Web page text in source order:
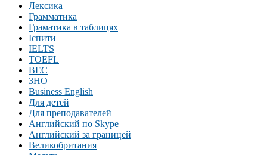
Лексика
Грамматика
Граматика в таблицях
Іспити
IELTS
TOEFL
BEC
ЗНО
Business English
Для детей
Для преподавателей
Английский по Skype
Английский за границей
Великобритания